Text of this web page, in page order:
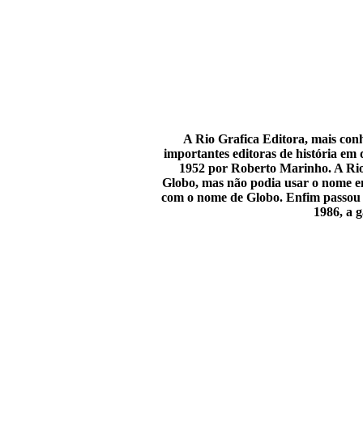
A Rio Grafica Editora, mais
importantes editoras de história
1952 por Roberto Marinho. A
Globo, mas não podia usar o nome
com o nome de Globo. Enfim
1986, a